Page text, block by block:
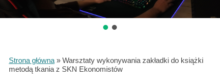
Strona główna» Warsztaty wykonywania zakładki do książki
metodą tkania z SKN Ekonomistów